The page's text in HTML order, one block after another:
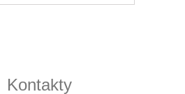
Kontakty